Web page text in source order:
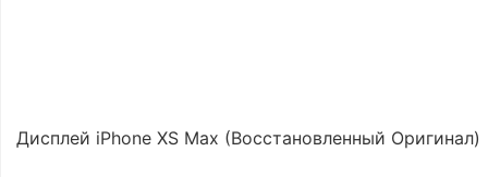
Дисплей iPhone XS Max (Восстановленный Оригинал)